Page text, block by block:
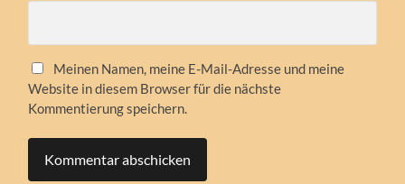
Meinen Namen, meine E-Mail-Adresse und meine
Website in diesem Browser für die nächste
Kommentierung speichern.